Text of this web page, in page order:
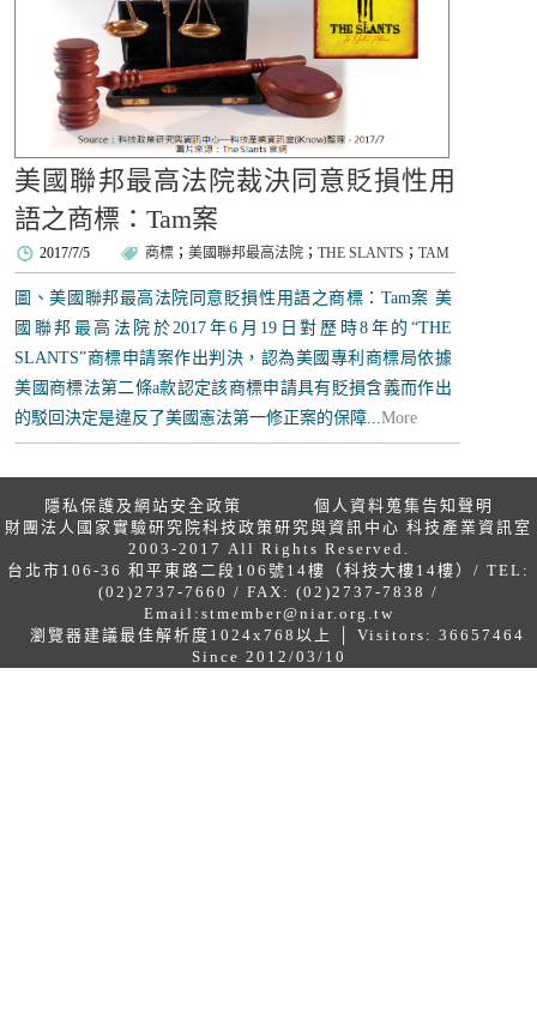
美國聯邦最高法院裁決同意貶損性用
語之商標：Tam案
2017/7/5 商標 ；美國聯邦最高法院 ；THE SLANTS ；TAM
圖、美國聯邦最高法院同意貶損性用語之商標：Tam案 美
國聯邦最高法院於2017年6月19日對歷時8年的“THE
SLANTS”商標申請案作出判決，認為美國專利商標局依據
美國商標法第二條a款認定該商標申請具有貶損含義而作出
的駁回決定是違反了美國憲法第一修正案的保障...More
隱私保護及網站安全政策
個人資料蒐集告知聲明
財團法人國家實驗研究院科技政策研究與資訊中心 科技產業資訊室
2003-2017 All Rights Reserved.
台北市106-36 和平東路二段106號14樓（科技大樓14樓）/ TEL:
(02)2737-7660 / FAX: (02)2737-7838 /
Email: stmember@niar.org.tw
瀏覽器建議最佳解析度1024x768以上 │ Visitors: 36657464
Since 2012/03/10